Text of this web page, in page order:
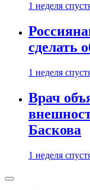
1 неделя
сделать
1 неделя
Врач
Баскова
1 неделя